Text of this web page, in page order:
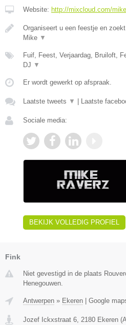
Website: http://mixcloud.com/
Organiseert u een feestje en
Mike ▼
Fuif, Feest, Verjaardag, Bruiloft,
DJ ▼
Er wordt gewerkt op afspraak.
Laatste tweets ▼ Laatste
Sociale media:
BEKIJK VOLLEDIG PROFIEL
Fink
Niet gevestigd in de plaats
Henegouwen.
Antwerpen » Ekeren | Google
Jozef Ickxstraat 6 2180 Ekeren (